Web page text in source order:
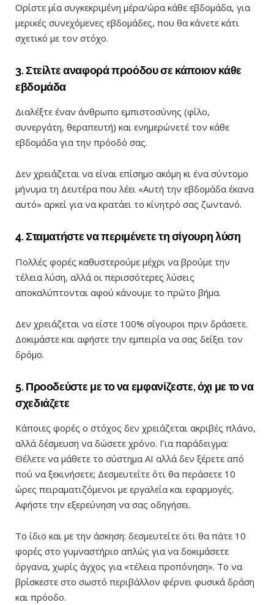
Ορίστε μία συγκεκριμένη μέρα/ώρα κάθε εβδομάδα, για
μερικές συνεχόμενες εβδομάδες, που θα κάνετε κάτι
σχετικό με τον στόχο.
3. Στείλτε αναφορά προόδου σε κάποιον κάθε
εβδομάδα
Διαλέξτε έναν άνθρωπο εμπιστοσύνης (φίλο,
συνεργάτη, θεραπευτή) και ενημερώνετέ τον κάθε
εβδομάδα για την πρόοδό σας.
Δεν χρειάζεται να είναι επίσημο ακόμη κι ένα σύντομο
μήνυμα τη Δευτέρα που λέει «Αυτή την εβδομάδα έκανα
αυτό» αρκεί για να κρατάει το κίνητρό σας ζωντανό.
4. Σταματήστε να περιμένετε τη σίγουρη λύση
Πολλές φορές καθυστερούμε μέχρι να βρούμε την
τέλεια λύση, αλλά οι περισσότερες λύσεις
αποκαλύπτονται αφού κάνουμε το πρώτο βήμα.
Δεν χρειάζεται να είστε 100% σίγουροι πριν δράσετε.
Δοκιμάστε και αφήστε την εμπειρία να σας δείξει τον
δρόμο.
5. Προοδεύστε με το να εμφανίζεστε, όχι με το να
σχεδιάζετε
Κάποιες φορές ο στόχος δεν χρειάζεται ακριβές πλάνο,
αλλά δέσμευση να δώσετε χρόνο. Για παράδειγμα:
Θέλετε να μάθετε το σύστημα AI αλλά δεν ξέρετε από
πού να ξεκινήσετε; Δεσμευτείτε ότι θα περάσετε 10
ώρες πειραματιζόμενοι με εργαλεία και εφαρμογές.
Αφήστε την εξερεύνηση να σας οδηγήσει.
Το ίδιο και με την άσκηση: δεσμευτείτε ότι θα πάτε 10
φορές στο γυμναστήριο απλώς για να δοκιμάσετε
όργανα, χωρίς άγχος για «τέλεια προπόνηση». Το να
βρίσκεστε στο σωστό περιβάλλον φέρνει φυσικά δράση
και πρόοδο.